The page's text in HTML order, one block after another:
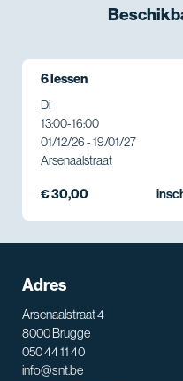
6 lessen
Di
13:00-16:00
01/12/26 - 19/01/27
Arsenaalstraat
€ 30,00
Adres
Arsenaalstraat 4
8000 Brugge
050 44 11 40
info@snt.be